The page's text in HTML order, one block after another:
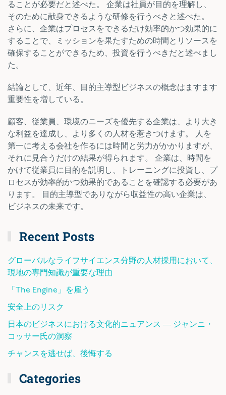
ることが必要だと述べた。 企業は社員が目的を理解し、
そのために献身できるような研修を行うべきと述べた。
さらに、企業はプロセスをできるだけ効率的かつ効果的に
することで、ミッションを果たすための時間とリソースを
確保することができるため、投資を行うべきだと述べまし
た。
結論として、近年、目的主導型ビジネスの概念はますます
重要性を増している。
顧客、従業員、環境のニーズを優先する企業は、より大き
な利益を達成し、より多くの人材を惹きつけます。 人を
第一に考える会社を作るには時間と労力がかかりますが、
それに見合うだけの結果が得られます。 企業は、時間を
かけて従業員に目的を説明し、トレーニングに投資し、プ
ロセスが効率的かつ効果的であることを確認する必要があ
ります。 目的主導型でありながら収益性の高い企業は、
ビジネスの未来です。
Recent Posts
グローバルなライフサイエンス分野の人材採用において、
現地の専門知識が重要な理由
「The Engine」を雇う
安全上のリスク
日本のビジネスにおける文化的ニュアンス ― ジャンニ・
コッサー氏の洞察
チャンスを逃せば、後悔する
Categories